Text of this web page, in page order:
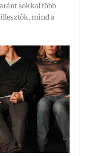
sokkal több
mind a